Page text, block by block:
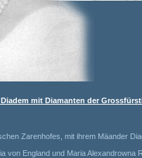
mit Diamanten der
Zarenhofes, mit ihrem Mäander
England und Maria